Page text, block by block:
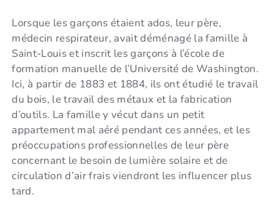
Lorsque les garçons étaient ados, leur père,
médecin respirateur, avait déménagé la famille à
Saint-Louis et inscrit les garçons à l’école de
formation manuelle de l’Université de Washington.
Ici, à partir de 1883 et 1884, ils ont étudié le travail
du bois, le travail des métaux et la fabrication
d’outils. La famille y vécut dans un petit
appartement mal aéré pendant ces années, et les
préoccupations professionnelles de leur père
concernant le besoin de lumière solaire et de
circulation d’air frais viendront les influencer plus
tard.